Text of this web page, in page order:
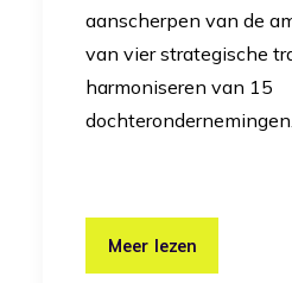
aanscherpen van de
van vier strategische
harmoniseren van 15
dochterondernemingen.
Meer lezen